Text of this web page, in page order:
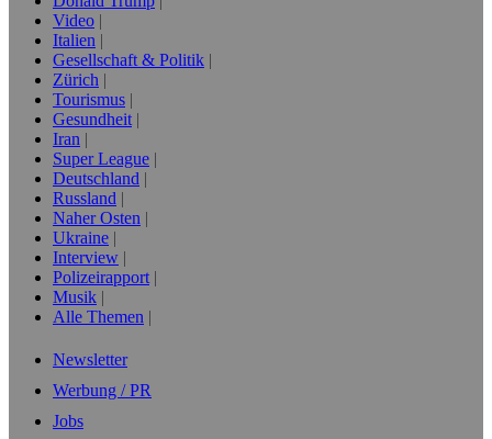
Video
Italien
Gesellschaft & Politik
Zürich
Tourismus
Gesundheit
Iran
Super League
Deutschland
Russland
Naher Osten
Ukraine
Interview
Polizeirapport
Musik
Alle Themen
Newsletter
Werbung / PR
Jobs